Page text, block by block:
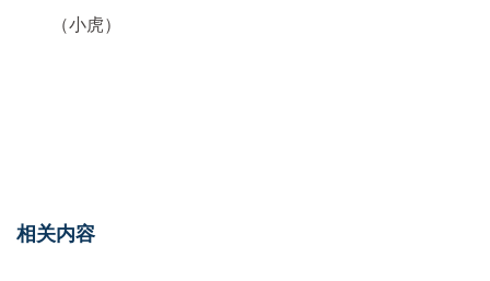
（小虎）
相关内容